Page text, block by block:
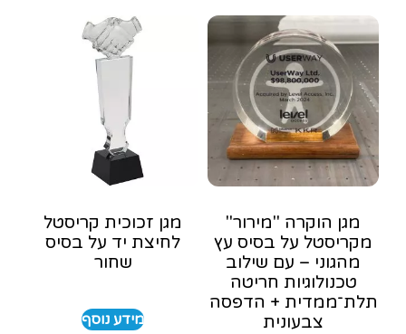
מגן הוקרה "מירור"
מקריסטל על בסיס עץ
מהגוני – עם שילוב
טכנולוגיות חריטה
תלת־ממדית + הדפסה
צבעונית
מגן זכוכית קריסטל
לחיצת יד על בסיס
שחור
מידע נוסף